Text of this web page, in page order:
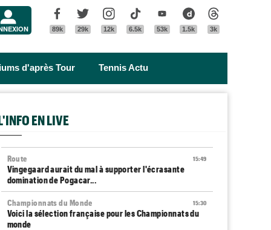
Facebook
89k
Twitter
29k
Instagram
12k
Tik Tok
6.5k
Youtube
53k
Dailymotion
1.5k 3k
d'après Tour Tennis Actu
EN LIVE
15:49
Route
Vingegaard aurait du mal à supporter l'écrasante
domination de Pogacar...
15:30
Championnats du Monde
Voici la sélection française pour les Championnats du
monde